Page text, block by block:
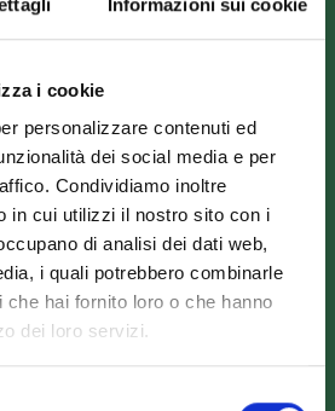
i cookie
personalizzare contenuti ed
dei social media e per
Condividiamo inoltre
in cui utilizzi il nostro sito con i
di analisi dei dati web,
i quali potrebbero combinarle
hai fornito loro o che hanno
dei loro servizi.